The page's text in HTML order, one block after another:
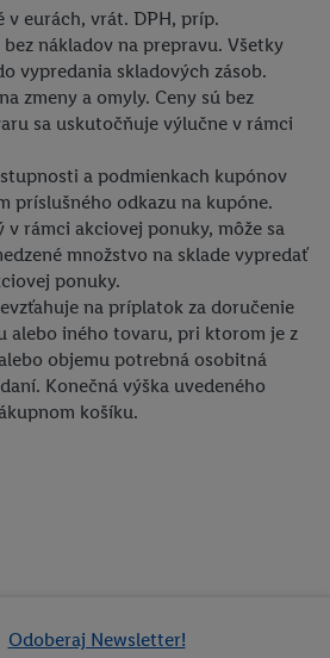
v eurách, vrát. DPH, príp.
nákladov na prepravu. Všetky
vypredania skladových zásob.
zmeny a omyly. Ceny sú bez
sa uskutočňuje výlučne v rámci
a podmienkach kupónov
príslušného odkazu na kupóne.
rámci akciovej ponuky, môže sa
množstvo na sklade vypredať
ponuky.
na príplatok za doručenie
alebo iného tovaru, pri ktorom je z
objemu potrebná osobitná
Konečná výška uvedeného
košíku.
Odoberaj Newsletter!